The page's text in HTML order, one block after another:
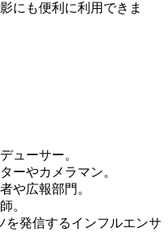
にも便利に利用できま
ューサー。
ーやカメラマン。
や広報部門。
。
を発信するインフルエンサ